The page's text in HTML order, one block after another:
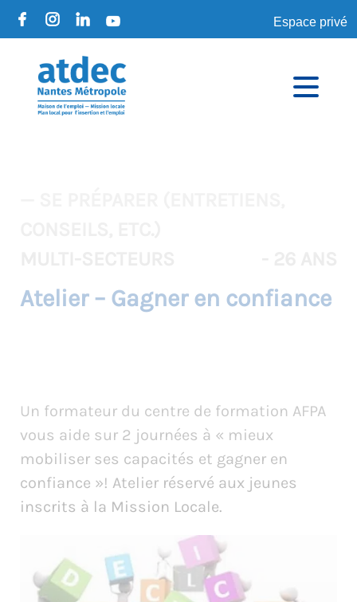
Espace privé
Atelier – Gagner en confiance
Un formateur du centre de formation AFPA
vous aide sur 2 journées à « mieux
mobiliser ses capacités et gagner en
confiance »! Atelier réservé aux jeunes
inscrits à la Mission Locale.